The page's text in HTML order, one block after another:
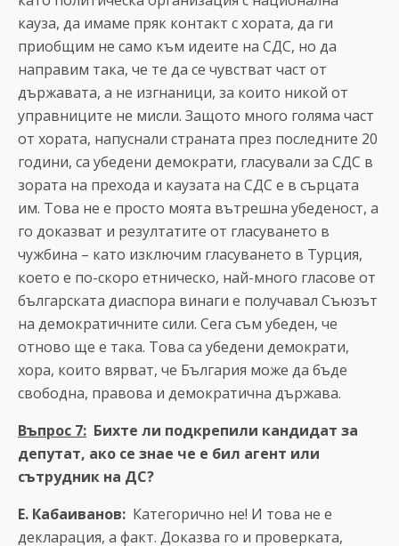
кауза, да имаме пряк контакт с хората, да ги
приобщим не само към идеите на СДС, но да
направим така, че те да се чувстват част от
държавата, а не изгнаници, за които никой от
управниците не мисли. Защото много голяма част
от хората, напуснали страната през последните 20
години, са убедени демократи, гласували за СДС в
зората на прехода и каузата на СДС е в сърцата
им. Това не е просто моята вътрешна убеденост, а
го доказват и резултатите от гласуването в
чужбина – като изключим гласуването в Турция,
което е по-скоро етническо, най-много гласове от
българската диаспора винаги е получавал Съюзът
на демократичните сили. Сега съм убеден, че
отново ще е така. Това са убедени демократи,
хора, които вярват, че България може да бъде
свободна, правова и демократична държава.
Въпрос 7: Бихте ли подкрепили кандидат за
депутат, ако се знае че е бил агент или
сътрудник на ДС?
Е. Кабаиванов: Категорично не! И това не е
декларация, а факт. Доказва го и проверката,